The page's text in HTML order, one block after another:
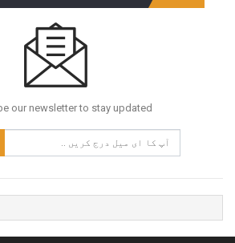
our newsletter to stay updated.